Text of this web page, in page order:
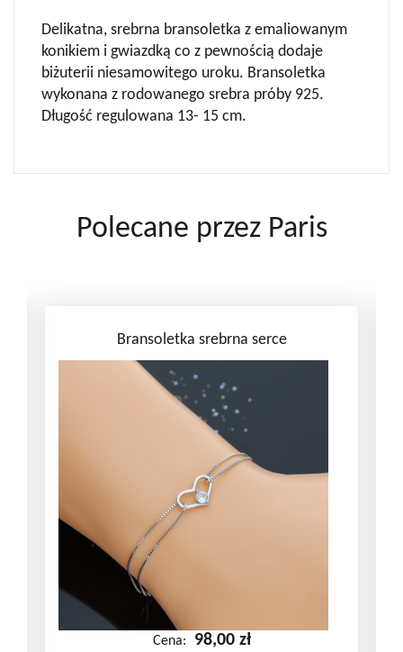
Delikatna, srebrna bransoletka z emaliowanym
konikiem i gwiazdką co z pewnością dodaje
biżuterii niesamowitego uroku. Bransoletka
wykonana z rodowanego srebra próby 925.
Długość regulowana 13- 15 cm.
Polecane przez Paris
Bransoletka srebrna serce
Cena: 98,00 zł